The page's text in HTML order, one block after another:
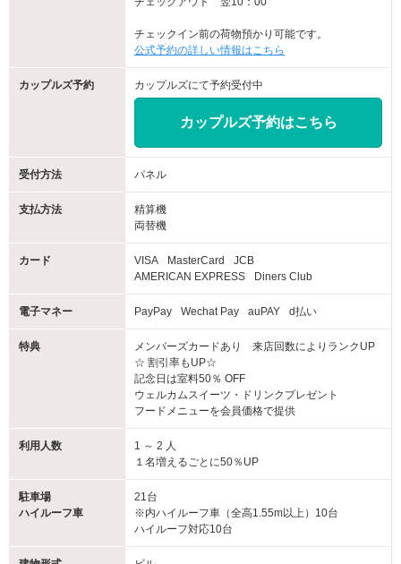
定番のフローズンスムージーのほか、ドトールコー
ヒーもお選びいただけるようになりました！
★チェックイン時間大幅変更★
平日宿泊１３時チェックイン
最長２３時間滞在OK
チェックイン前の荷物預かり可能です。
公式予約の詳しい情報はこちら
カップルズ予約 カップルズにて予約受付中
カップルズ予約はこちら
受付方法 パネル
支払方法
精算機
両替機
カード VISA MasterCard
JCB
AMERICAN EXPRESS
Diners Club
電子マネー PayPay Wechat Pay auPAY d払い
特典
メンバーズカードあり 来店回数によりランクUP
☆ 割引率もUP☆
記念日は室料50％ OFF
ウェルカムスイーツ・ドリンクプレゼント
フードメニューを会員価格で提供
利用人数
1 ～ 2 人
１名増えるごとに50％UP
駐車場
ハイルーフ車
21台
※内ハイルーフ車（全高1.55m以上）10台
ハイルーフ対応10台